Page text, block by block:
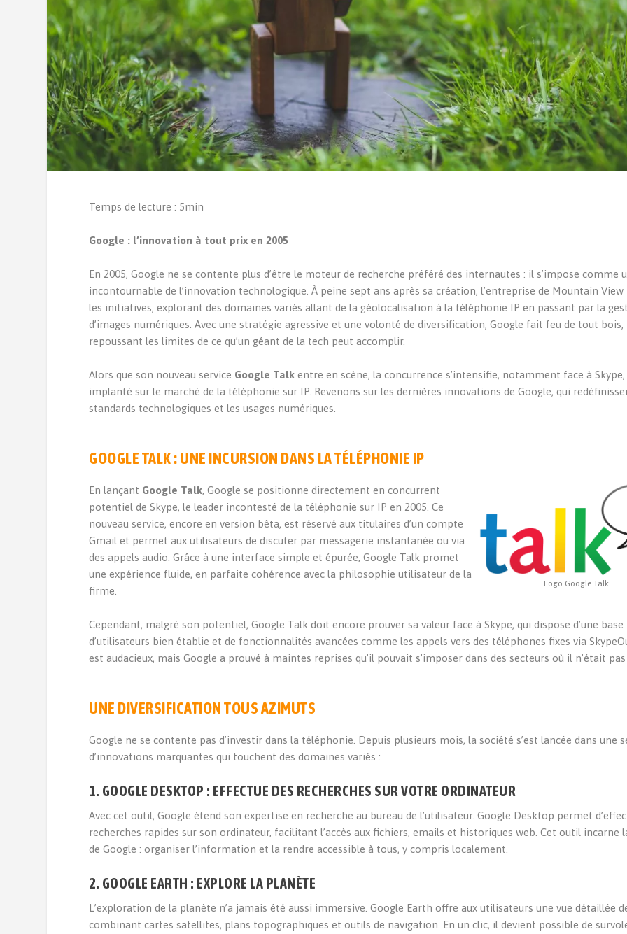
Temps de lecture : 5min
Google : l’innovation à tout prix en 2005
En 2005, Google ne se contente plus d’être le moteur de recherche préféré des internautes : il s’impose comme
incontournable de l’innovation technologique. À peine sept ans après sa création, l’entreprise de Mountain
les initiatives, explorant des domaines variés allant de la géolocalisation à la téléphonie IP en passant par la
d’images numériques. Avec une stratégie agressive et une volonté de diversification, Google fait feu de tout bois,
repoussant les limites de ce qu’un géant de la tech peut accomplir.
Alors que son nouveau service Google Talk entre en scène, la concurrence s’intensifie, notamment face à
implanté sur le marché de la téléphonie sur IP. Revenons sur les dernières innovations de Google, qui
standards technologiques et les usages numériques.
GOOGLE TALK : UNE INCURSION DANS LA TÉLÉPHONIE IP
En lançant Google Talk, Google se positionne directement en concurrent
potentiel de Skype, le leader incontesté de la téléphonie sur IP en 2005. Ce
nouveau service, encore en version bêta, est réservé aux titulaires d’un compte
Gmail et permet aux utilisateurs de discuter par messagerie instantanée ou via
des appels audio. Grâce à une interface simple et épurée, Google Talk promet
une expérience fluide, en parfaite cohérence avec la philosophie utilisateur de la
firme.
Logo Google Talk
Cependant, malgré son potentiel, Google Talk doit encore prouver sa valeur face à Skype, qui dispose d’une base
d’utilisateurs bien établie et de fonctionnalités avancées comme les appels vers des téléphones fixes via
est audacieux, mais Google a prouvé à maintes reprises qu’il pouvait s’imposer dans des secteurs où il n’était
UNE DIVERSIFICATION TOUS AZIMUTS
Google ne se contente pas d’investir dans la téléphonie. Depuis plusieurs mois, la société s’est lancée dans une
d’innovations marquantes qui touchent des domaines variés :
1. GOOGLE DESKTOP : EFFECTUE DES RECHERCHES SUR VOTRE ORDINATEUR
Avec cet outil, Google étend son expertise en recherche au bureau de l’utilisateur. Google Desktop permet
recherches rapides sur son ordinateur, facilitant l’accès aux fichiers, emails et historiques web. Cet outil incarne
de Google : organiser l’information et la rendre accessible à tous, y compris localement.
2. GOOGLE EARTH : EXPLORE LA PLANÈTE
L’exploration de la planète n’a jamais été aussi immersive. Google Earth offre aux utilisateurs une vue détaillée
combinant cartes satellites, plans topographiques et outils de navigation. En un clic, il devient possible de